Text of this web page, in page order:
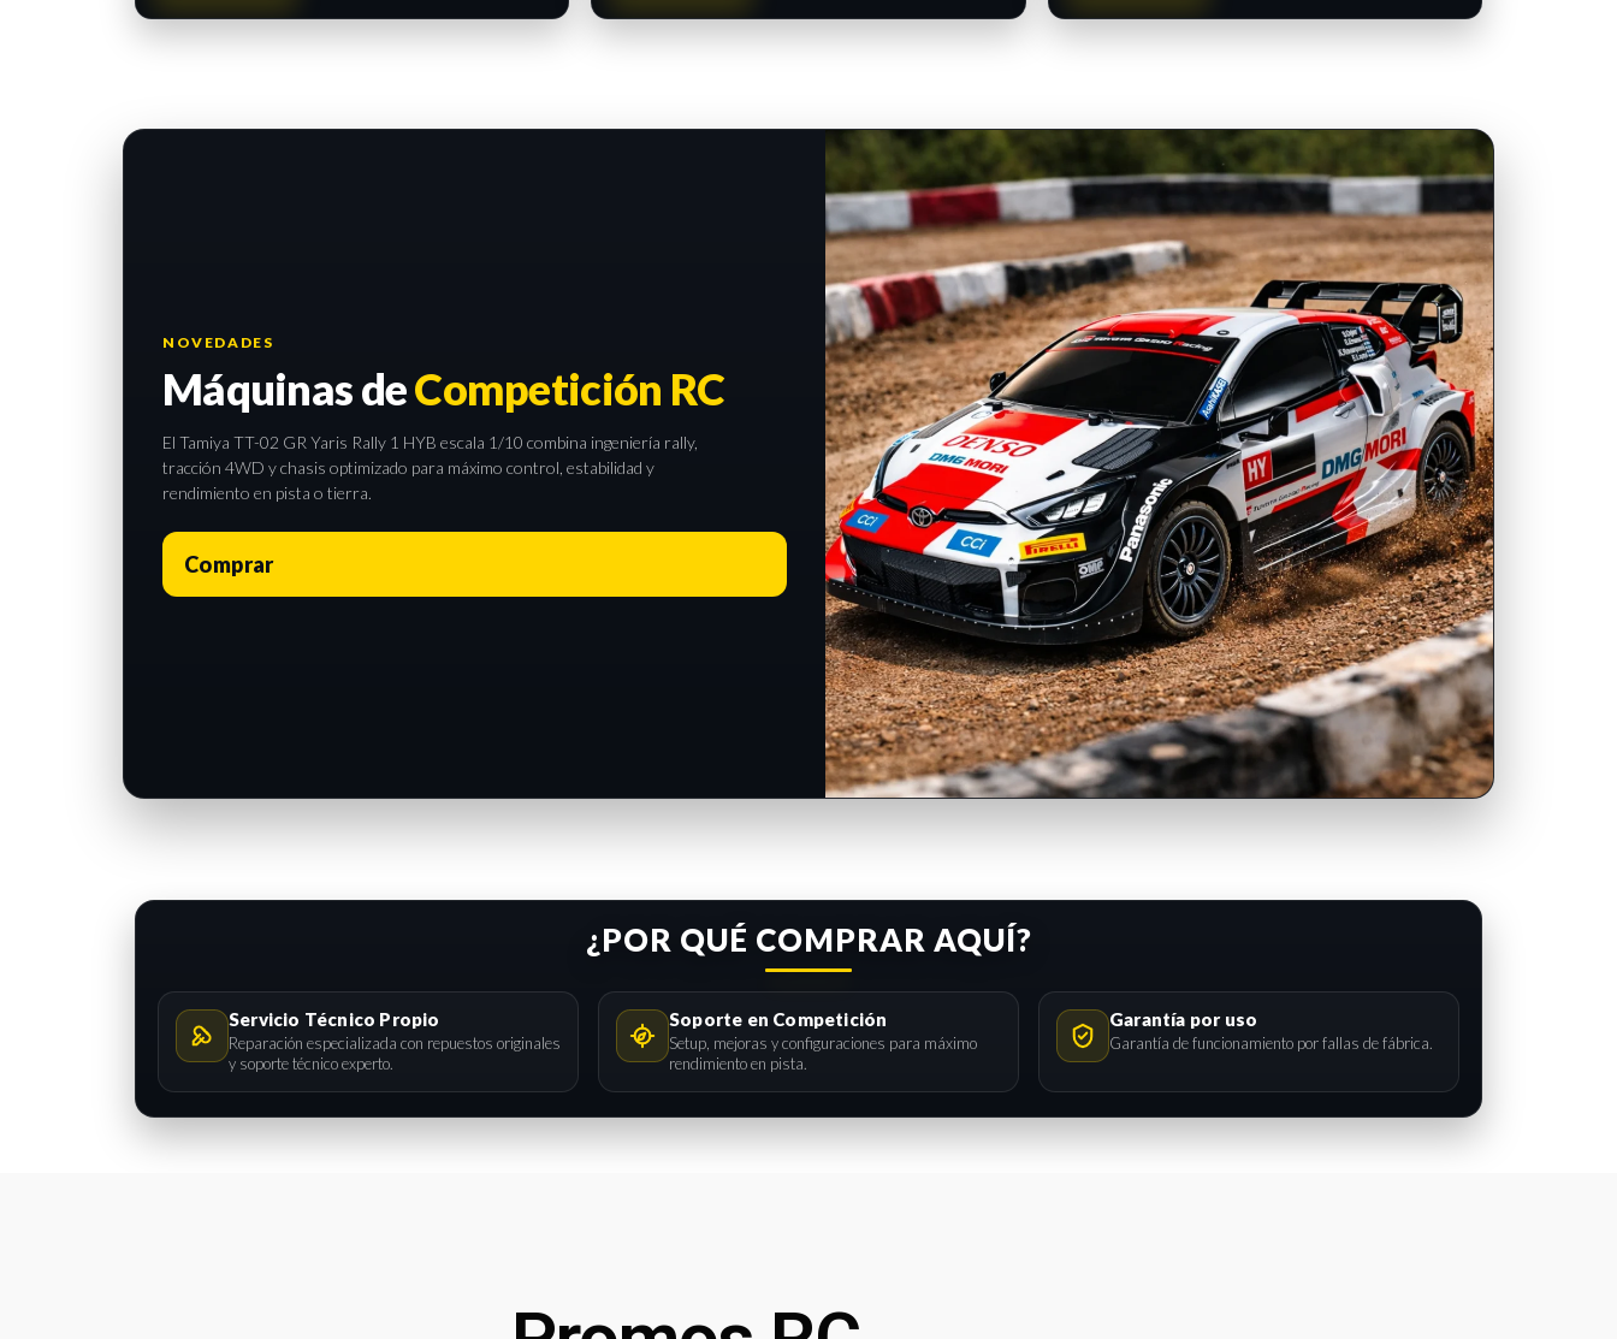
NOVEDADES
Máquinas deCompetición RC
El Tamiya TT-02 GR Yaris Rally 1 HYB escala 1/10 combina ingeniería rally,
tracción 4WD y chasis optimizado para máximo control, estabilidad y
rendimiento en pista o tierra.
Comprar
¿POR QUÉ COMPRAR AQUÍ?
Servicio Técnico Propio
Reparación especializada con repuestos originales
y soporte técnico experto.
Soporte en Competición
Setup, mejoras y configuraciones para máximo
rendimiento en pista.
Garantía por uso
Garantía de funcionamiento por fallas de fábrica.